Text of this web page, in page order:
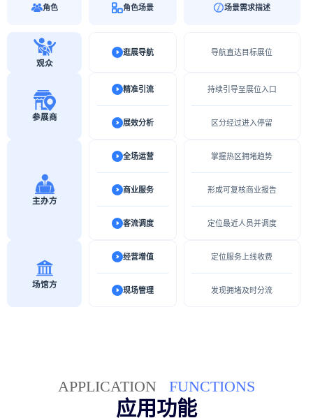
角色 角色场景 场景需求描述
观众
逛展导航 导航直达目标展位
参展商
精准引流
展效分析
持续引导至展位入口
区分经过进入停留
主办方
全场运营
商业服务
客流调度
掌握热区拥堵趋势
形成可复核商业报告
定位最近人员并调度
场馆方
经营增值
现场管理
定位服务上线收费
发现拥堵及时分流
APPLICATION FUNCTIONS
应用功能